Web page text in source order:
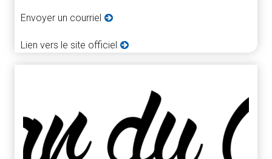
Envoyer un courriel
Lien vers le site officiel